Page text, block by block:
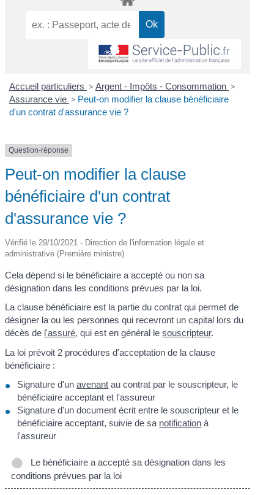
Accueil particuliers > Argent - Impôts - Consommation >
Assurance vie > Peut-on modifier la clause bénéficiaire
d'un contrat d'assurance vie ?
Question-réponse
Peut-on modifier la clause
bénéficiaire d'un contrat
d'assurance vie ?
Vérifié le 29/10/2021 - Direction de l'information légale et
administrative (Première ministre)
Cela dépend si le bénéficiaire a accepté ou non sa
désignation dans les conditions prévues par la loi.
La clause bénéficiaire est la partie du contrat qui permet de
désigner la ou les personnes qui recevront un capital lors du
décès de l'assuré, qui est en général lesouscripteur.
La loi prévoit 2 procédures d'acceptation de la clause
bénéficiaire :
Signature d'unavenant au contrat par le souscripteur, le
bénéficiaire acceptant et l'assureur
Signature d'un document écrit entre le souscripteur et le
bénéficiaire acceptant, suivie de sa notification à
l'assureur
Le bénéficiaire a accepté sa désignation dans les
conditions prévues par la loi